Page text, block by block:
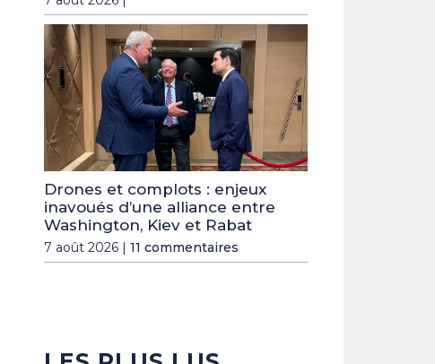
Drones et complots : enjeux
inavoués d’une alliance entre
Washington, Kiev et Rabat
7 août 2026 | 11 commentaires